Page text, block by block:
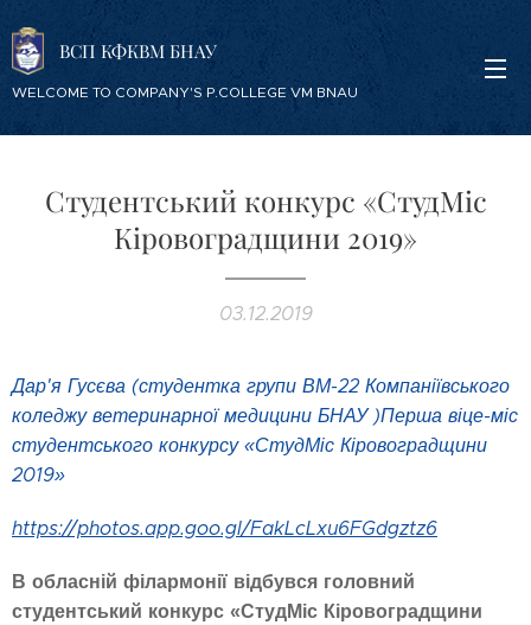
ВСП КФКВМ БНАУ
WELCOME TO COMPANY'S P.COLLEGE VM BNAU
Студентський конкурс «СтудМіс
Кіровоградщини 2019»
03.12.2019
Дар'я Гусєва (студентка групи ВМ-22 Компаніївського
коледжу ветеринарної медицини БНАУ )Перша віце-міс
студентського конкурсу «СтудМіс Кіровоградщини
2019»
https://photos.app.goo.gl/FakLcLxu6FGdgztz6
В обласній філармонії відбувся головний
студентський конкурс «СтудМіс Кіровоградщини